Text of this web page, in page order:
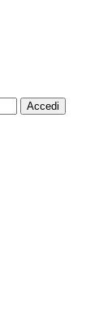
Accedi